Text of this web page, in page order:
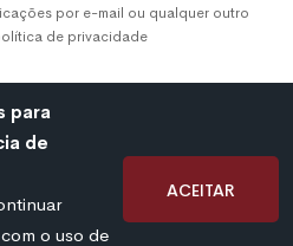
por e-mail ou qualquer outro
de privacidade
os direitos reservados.
para
de
o uso de
Aceitar